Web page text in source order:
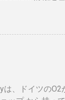
色が変わるら
のデジタル庁
※生年月日の
私の場合隠し
ングで、やめ
は、ドイツの